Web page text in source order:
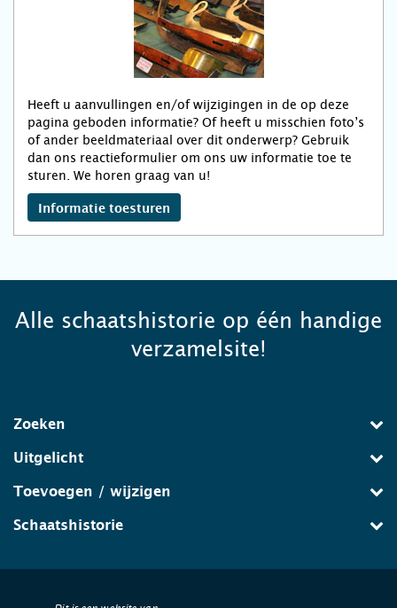
Heeft u aanvullingen en/of wijzigingen in de op deze
pagina geboden informatie? Of heeft u misschien foto’s
of ander beeldmateriaal over dit onderwerp? Gebruik
dan ons reactieformulier om ons uw informatie toe te
sturen. We horen graag van u!
Informatie toesturen
Alle schaatshistorie op één handige
verzamelsite!
Zoeken
Uitgelicht
Toevoegen / wijzigen
Schaatshistorie